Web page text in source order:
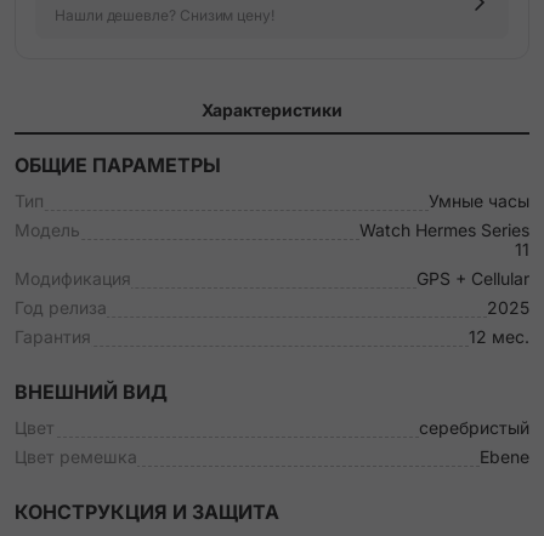
Orange Single Tour Strap
Vert Mangrove Single Tour Strap
Нашли дешевле? Снизим цену!
Характеристики
ОБЩИЕ ПАРАМЕТРЫ
Тип
Умные часы
Модель
Watch Hermes Series
11
Модификация
GPS + Cellular
Год релиза
2025
Гарантия
12 мес.
ВНЕШНИЙ ВИД
Цвет
серебристый
Цвет ремешка
Ebene
КОНСТРУКЦИЯ И ЗАЩИТА